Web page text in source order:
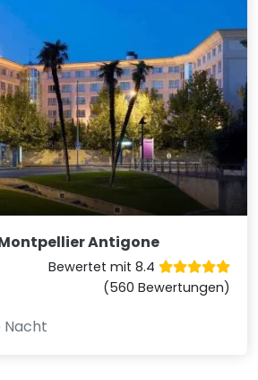
Antigone
Bewertet mit 8.4
(560 Bewertungen)
Nacht